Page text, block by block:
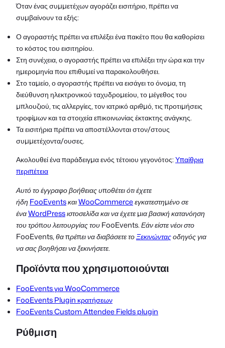
Όταν ένας συμμετέχων αγοράζει εισιτήριο, πρέπει να
συμβαίνουν τα εξής:
Ο αγοραστής πρέπει να επιλέξει ένα πακέτο που θα καθορίσει
το κόστος του εισιτηρίου.
Στη συνέχεια, ο αγοραστής πρέπει να επιλέξει την ώρα και την
ημερομηνία που επιθυμεί να παρακολουθήσει.
Στο ταμείο, ο αγοραστής πρέπει να εισάγει το όνομα, τη
διεύθυνση ηλεκτρονικού ταχυδρομείου, το μέγεθος του
μπλουζιού, τις αλλεργίες, τον ιατρικό αριθμό, τις προτιμήσεις
τροφίμων και τα στοιχεία επικοινωνίας έκτακτης ανάγκης.
Τα εισιτήρια πρέπει να αποστέλλονται στον/στους
συμμετέχοντα/ουσες.
Ακολουθεί ένα παράδειγμα ενός τέτοιου γεγονότος:Υπαίθρια
περιπέτεια
Αυτό το έγγραφο βοήθειας υποθέτει ότι έχετε
ήδη FooEventsκαιWooCommerceεγκατεστημένο σε
έναWordPressιστοσελίδα και να έχετε μια βασική κατανόηση
του τρόπου λειτουργίας του FooEvents. Εάν είστε νέοι στο
FooEvents, θα πρέπει να διαβάσετε τοΞεκινώνταςοδηγός για
να σας βοηθήσει να ξεκινήσετε.
Προϊόντα που χρησιμοποιούνται
FooEvents για WooCommerce
FooEvents Plugin κρατήσεων
FooEvents Custom Attendee Fields plugin
Ρύθμιση